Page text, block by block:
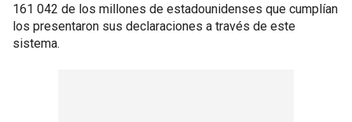
161 042 de los millones de estadounidenses que cumplían
los presentaron sus declaraciones a través de este
sistema.